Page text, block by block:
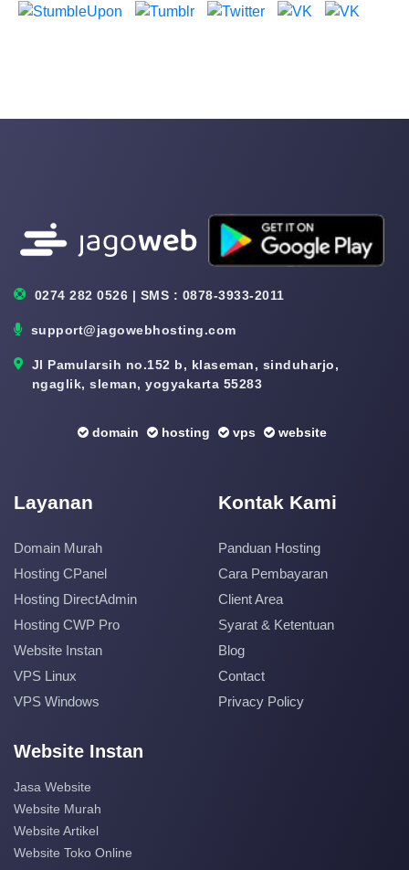
0274 282 0526 | SMS : 0878-3933-2011
support@jagowebhosting.com
Jl Pamularsih no.152 b, klaseman, sinduharjo,
ngaglik, sleman, yogyakarta 55283
domain hosting vps website
Layanan
Domain Murah
Hosting CPanel
Hosting DirectAdmin
Hosting CWP Pro
Website Instan
VPS Linux
VPS Windows
Kontak Kami
Panduan Hosting
Cara Pembayaran
Client Area
Syarat & Ketentuan
Blog
Contact
Privacy Policy
Website Instan
Jasa Website
Website Murah
Website Artikel
Website Toko Online